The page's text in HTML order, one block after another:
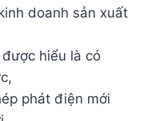
doanh sản xuất
hiểu là có
phát điện mới